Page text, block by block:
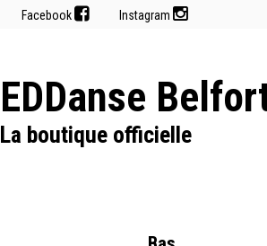
Facebook Instagram
EDDanse
La boutique officielle